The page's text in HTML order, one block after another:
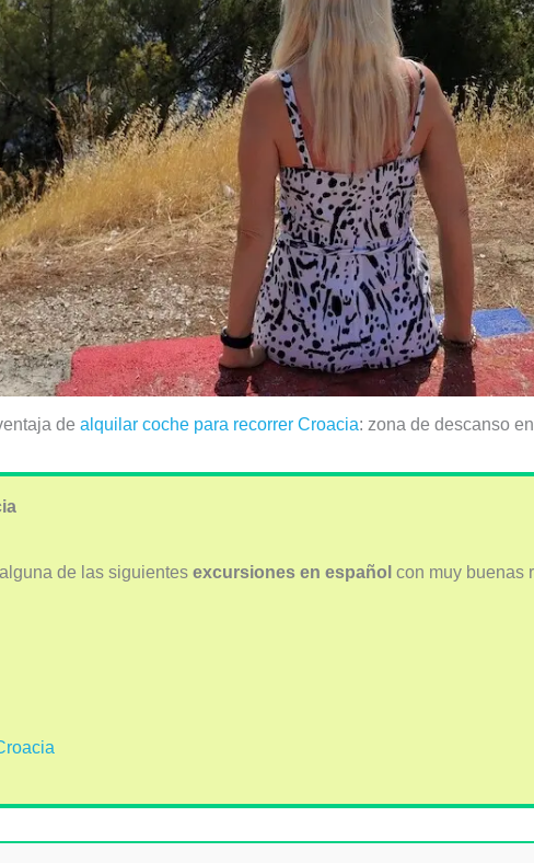
de alquilar coche para recorrer Croacia: zona de descanso
de las siguientes excursiones en español con muy buenas